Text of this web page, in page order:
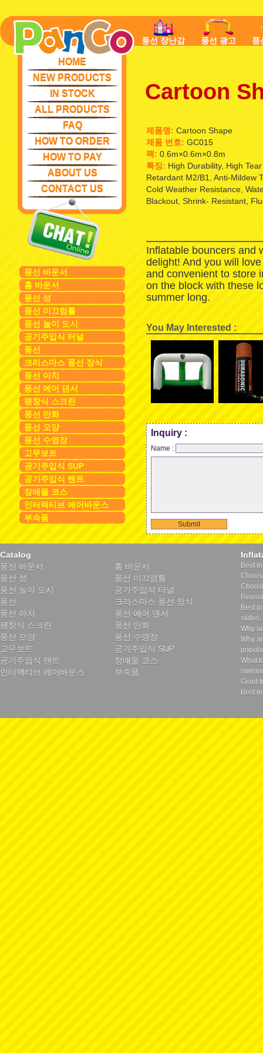
HOME
NEW PRODUCTS
IN STOCK
ALL PRODUCTS
FAQ
HOW TO ORDER
HOW TO PAY
ABOUT US
CONTACT US
풍선 바운서
홈 바운서
풍선 성
풍선 미끄럼틀
풍선 놀이 도시
공기주입식 터널
풍선
크리스마스 풍선 장식
풍선 아치
풍선 에어 댄서
팽창식 스크린
풍선 만화
풍선 모양
풍선 수영장
고무보트
공기주입식 SUP
공기주입식 텐트
장애물 코스
인터랙티브 에어바운스
부속품
풍선 장난감 풍선 광고 풍
Cartoon
제품명: Cartoon Shape
제품 번호: GC015
팩: 0.6m×0.6m×0.8m
특징: High Durability, High
Retardant M2/B1, Anti-Mildew
Cold Weather Resistance,
Blackout, Shrink- Resistant,
Inflatable bouncers and
delight! And you will
and convenient to store
on the block with these
summer long.
You May Interested :
Inquiry :
Name :
Submit
Catalog
풍선 바운서
홈 바운서
풍선 성
풍선 미끄럼틀
풍선 놀이 도시
공기주입식 터널
풍선
크리스마스 풍선 장식
풍선 아치
풍선 에어 댄서
팽창식 스크린
풍선 만화
풍선 모양
풍선 수영장
고무보트
공기주입식 SUP
공기주입식 텐트
장애물 코스
인터랙티브 에어바운스
부속품
Best
Best
slides.
Why
Why
What
Giant
Best